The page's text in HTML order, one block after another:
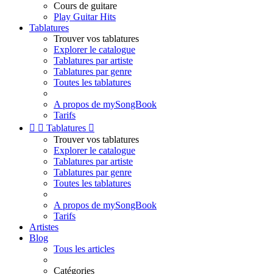
Cours de guitare
Play Guitar Hits
Tablatures
Trouver vos tablatures
Explorer le catalogue
Tablatures par artiste
Tablatures par genre
Toutes les tablatures
A propos de mySongBook
Tarifs
  Tablatures 
Trouver vos tablatures
Explorer le catalogue
Tablatures par artiste
Tablatures par genre
Toutes les tablatures
A propos de mySongBook
Tarifs
Artistes
Blog
Tous les articles
Catégories